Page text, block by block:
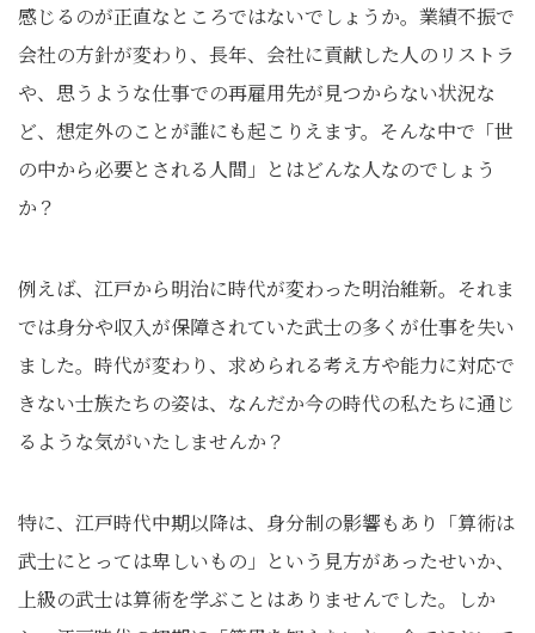
感じるのが正直なところではないでしょうか。業績不振で
会社の方針が変わり、長年、会社に貢献した人のリストラ
や、思うような仕事での再雇用先が見つからない状況な
ど、想定外のことが誰にも起こりえます。そんな中で「世
の中から必要とされる人間」とはどんな人なのでしょう
か？
例えば、江戸から明治に時代が変わった明治維新。それま
では身分や収入が保障されていた武士の多くが仕事を失い
ました。時代が変わり、求められる考え方や能力に対応で
きない士族たちの姿は、なんだか今の時代の私たちに通じ
るような気がいたしませんか？
特に、江戸時代中期以降は、身分制の影響もあり「算術は
武士にとっては卑しいもの」という見方があったせいか、
上級の武士は算術を学ぶことはありませんでした。しか